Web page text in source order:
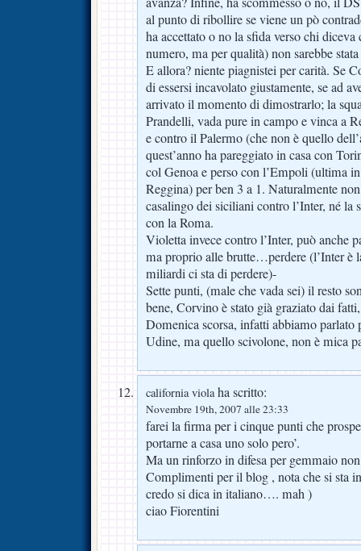
al punto di ribollire se viene un pò
ha accettato o no la sfida verso chi diceva
numero, ma per qualità) non sarebbe
E allora? niente piagnistei per carità. Se
di essersi incavolato giustamente, se ad
arrivato il momento di dimostrarlo; la
Prandelli, vada pure in campo e vinca a
e contro il Palermo (che non è quello
quest’anno ha pareggiato in casa con
col Genoa e perso con l’Empoli (ultima
Reggina) per ben 3 a 1. Naturalmente
casalingo dei siciliani contro l’Inter, né la
con la Roma.
Violetta invece contro l’Inter, può anche
ma proprio alle brutte…perdere (l’Inter è
miliardi ci sta di perdere)-
Sette punti, (male che vada sei) il resto
bene, Corvino è stato già graziato dai
Domenica scorsa, infatti abbiamo parlato
Udine, ma quello scivolone, non è mica
california violaha scritto:
Novembre 19th, 2007 alle 23:33
farei la firma per i cinque punti che
portarne a casa uno solo pero’.
Ma un rinforzo in difesa per gemmaio
Complimenti per il blog , nota che si sta
credo si dica in italiano…. mah )
ciao Fiorentini